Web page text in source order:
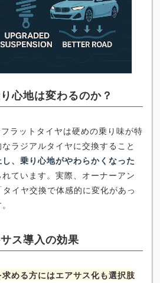
心地は変わるのか？
ラットタイヤは硬めの乗り味が特
ラジアルタイヤに交換すること
、乗り心地がやわらかくなった
ています。実際、オーナーアン
イヤ交換で体感的に変化があっ
ス導入の効果
める方にはエアサス化も選択肢